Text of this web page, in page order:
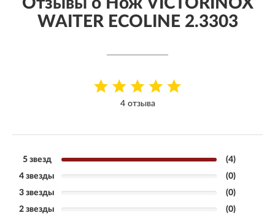
WAITER ECOLINE 2.3303
4 отзыва
5 звезд
(4)
4 звезды
(0)
3 звезды
(0)
2 звезды
(0)